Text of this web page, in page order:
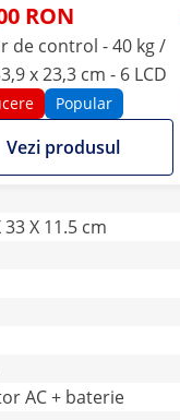
RON
de control - 40 kg /
x 23,3 cm - 6 LCD
Popular
Vezi produsul
33 X 11.5 cm
AC + baterie